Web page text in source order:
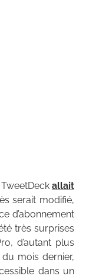
allait
serait modifié,
d’abonnement
très surprises
d’autant plus
mois dernier,
dans un